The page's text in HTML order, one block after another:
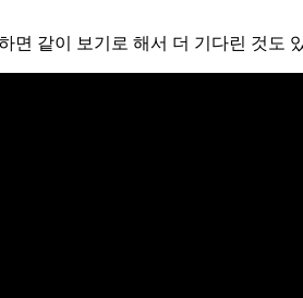
면 같이 보기로 해서 더 기다린 것도